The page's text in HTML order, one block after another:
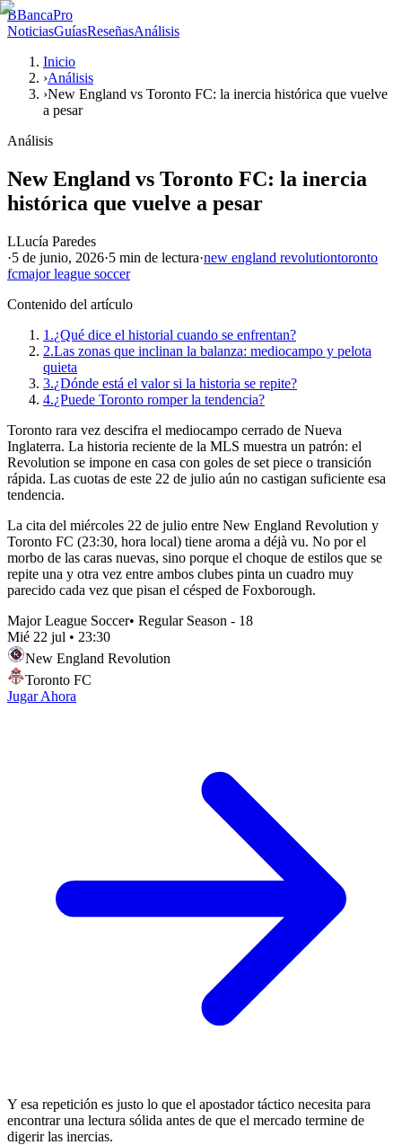
BBancaPro
NoticiasGuíasReseñasAnálisis
Inicio
›Análisis
›New England vs Toronto FC: la inercia histórica que vuelve
a pesar
Análisis
New England vs Toronto FC: la inercia
histórica que vuelve a pesar
LLucía Paredes
·5 de junio, 2026·5 min de lectura·new england revolutiontoronto
fcmajor league soccer
Contenido del artículo
1.¿Qué dice el historial cuando se enfrentan?
2.Las zonas que inclinan la balanza: mediocampo y pelota
quieta
3.¿Dónde está el valor si la historia se repite?
4.¿Puede Toronto romper la tendencia?
Toronto rara vez descifra el mediocampo cerrado de Nueva
Inglaterra. La historia reciente de la MLS muestra un patrón: el
Revolution se impone en casa con goles de set piece o transición
rápida. Las cuotas de este 22 de julio aún no castigan suficiente esa
tendencia.
La cita del miércoles 22 de julio entre New England Revolution y
Toronto FC (23:30, hora local) tiene aroma a déjà vu. No por el
morbo de las caras nuevas, sino porque el choque de estilos que se
repite una y otra vez entre ambos clubes pinta un cuadro muy
parecido cada vez que pisan el césped de Foxborough.
Major League Soccer• Regular Season - 18
Mié 22 jul • 23:30
New England Revolution
Toronto FC
Jugar Ahora
Y esa repetición es justo lo que el apostador táctico necesita para
encontrar una lectura sólida antes de que el mercado termine de
digerir las inercias.